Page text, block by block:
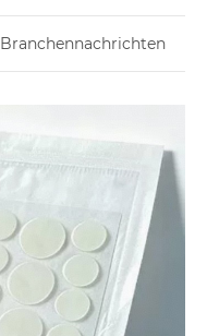
Branchennachrichten